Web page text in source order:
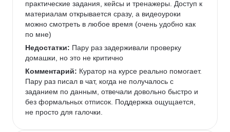
практические задания, кейсы и тренажеры. Доступ к
материалам открывается сразу, а видеоуроки
можно смотреть в любое время (очень удобно как
по мне)
Недостатки: Пару раз задерживали проверку
домашки, но это не критично
Комментарий: Куратор на курсе реально помогает.
Пару раз писал в чат, когда не получалось с
заданием по данным, отвечали довольно быстро и
без формальных отписок. Поддержка ощущается,
не просто для галочки.